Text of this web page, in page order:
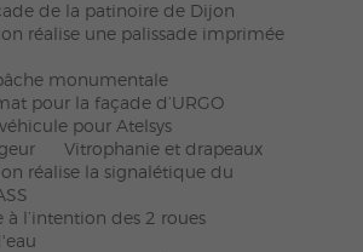
de la patinoire de Dijon
réalise une palissade imprimée
monumentale
pour la façade d’URGO
pour Atelsys
Vitrophanie et drapeaux
réalise la signalétique du
à l’intention des 2 roues